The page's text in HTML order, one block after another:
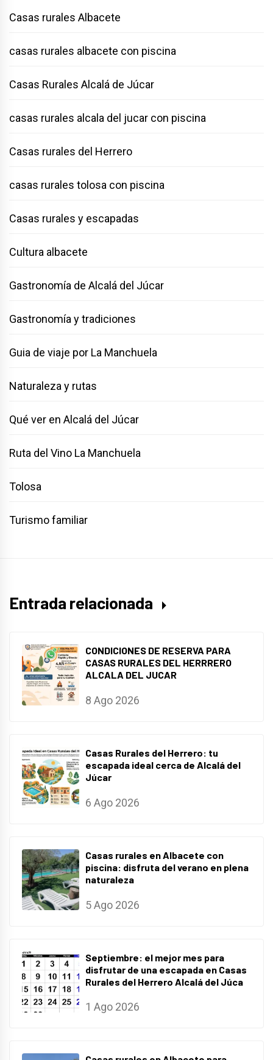
Casas rurales Albacete
casas rurales albacete con piscina
Casas Rurales Alcalá de Júcar
casas rurales alcala del jucar con piscina
Casas rurales del Herrero
casas rurales tolosa con piscina
Casas rurales y escapadas
Cultura albacete
Gastronomía de Alcalá del Júcar
Gastronomía y tradiciones
Guia de viaje por La Manchuela
Naturaleza y rutas
Qué ver en Alcalá del Júcar
Ruta del Vino La Manchuela
Tolosa
Turismo familiar
Entrada relacionada
CONDICIONES DE RESERVA PARA
CASAS RURALES DEL HERRRERO
ALCALA DEL JUCAR
8 Ago 2026
Casas Rurales del Herrero: tu
escapada ideal cerca de Alcalá del
Júcar
6 Ago 2026
Casas rurales en Albacete con
piscina: disfruta del verano en plena
naturaleza
5 Ago 2026
Septiembre: el mejor mes para
disfrutar de una escapada en Casas
Rurales del Herrero Alcalá del Júca
1 Ago 2026